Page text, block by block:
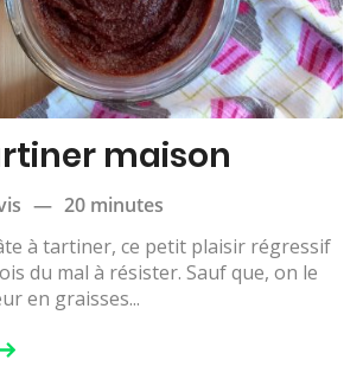
maison
— 20 minutes
à tartiner, ce petit plaisir régressif
du mal à résister. Sauf que, on le
en graisses...